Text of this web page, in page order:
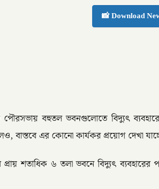
📸 Download
পৌরসভায় বহুতল ভবনগুলোতে বিদ্যুৎ
বাস্তবে এর কোনো কার্যকর প্রয়োগ দেখা
শতাধিক ৬ তলা ভবনে বিদ্যুৎ